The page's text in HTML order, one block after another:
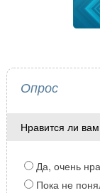
Опрос
Нравится ли
Да, очень
Пока не